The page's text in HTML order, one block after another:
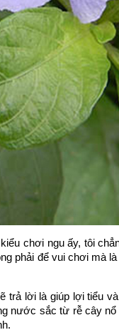
chơi ngu ấy, tôi
phải để vui chơi mà
trả lời là giúp lợi tiểu
nước sắc từ rễ cây